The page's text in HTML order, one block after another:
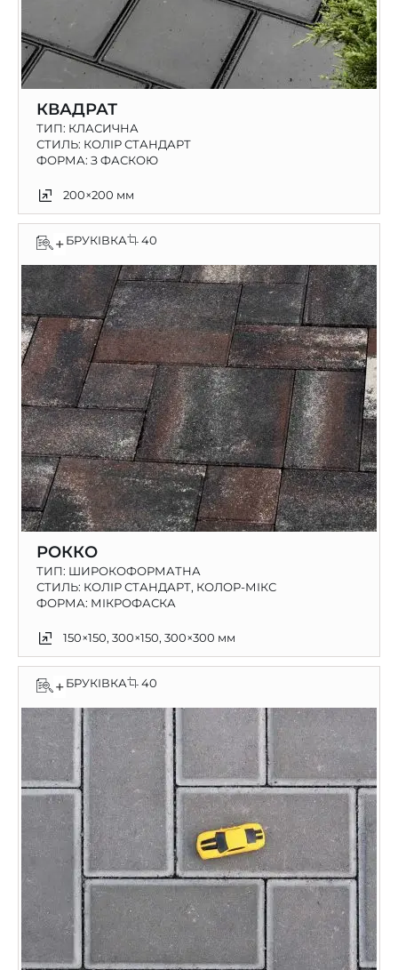
КВАДРАТ
ТИП: КЛАСИЧНА
СТИЛЬ: КОЛІР СТАНДАРТ
ФОРМА: З ФАСКОЮ
200×200 мм
+ БРУКІВКА 40
РОККО
ТИП: ШИРОКОФОРМАТНА
СТИЛЬ: КОЛІР СТАНДАРТ, КОЛОР-МІКС
ФОРМА: МІКРОФАСКА
150×150, 300×150, 300×300 мм
+ БРУКІВКА 40